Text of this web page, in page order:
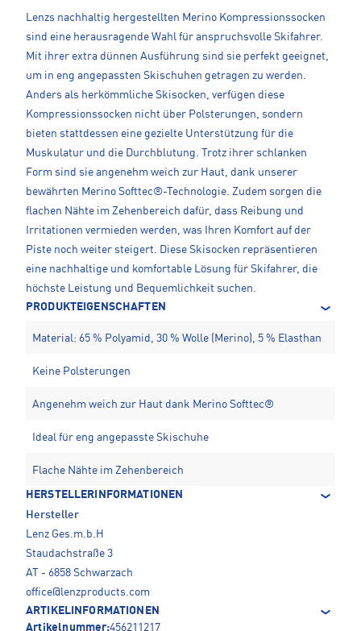
Lenzs nachhaltig hergestellten Merino Kompressionssocken
sind eine herausragende Wahl für anspruchsvolle Skifahrer.
Mit ihrer extra dünnen Ausführung sind sie perfekt geeignet,
um in eng angepassten Skischuhen getragen zu werden.
Anders als herkömmliche Skisocken, verfügen diese
Kompressionssocken nicht über Polsterungen, sondern
bieten stattdessen eine gezielte Unterstützung für die
Muskulatur und die Durchblutung. Trotz ihrer schlanken
Form sind sie angenehm weich zur Haut, dank unserer
bewährten Merino Softtec®-Technologie. Zudem sorgen die
flachen Nähte im Zehenbereich dafür, dass Reibung und
Irritationen vermieden werden, was Ihren Komfort auf der
Piste noch weiter steigert. Diese Skisocken repräsentieren
eine nachhaltige und komfortable Lösung für Skifahrer, die
höchste Leistung und Bequemlichkeit suchen.
PRODUKTEIGENSCHAFTEN
Material: 65 % Polyamid, 30 % Wolle (Merino), 5 % Elasthan
Keine Polsterungen
Angenehm weich zur Haut dank Merino Softtec®
Ideal für eng angepasste Skischuhe
Flache Nähte im Zehenbereich
HERSTELLERINFORMATIONEN
Hersteller
Lenz Ges.m.b.H
Staudachstraße 3
AT - 6858 Schwarzach
office@lenzproducts.com
ARTIKELINFORMATIONEN
Artikelnummer:456211217